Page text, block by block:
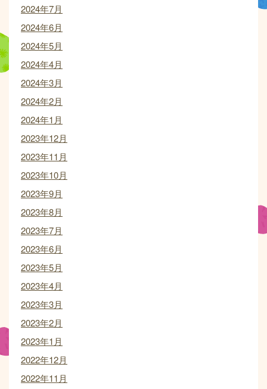
2024年7月
2024年6月
2024年5月
2024年4月
2024年3月
2024年2月
2024年1月
2023年12月
2023年11月
2023年10月
2023年9月
2023年8月
2023年7月
2023年6月
2023年5月
2023年4月
2023年3月
2023年2月
2023年1月
2022年12月
2022年11月